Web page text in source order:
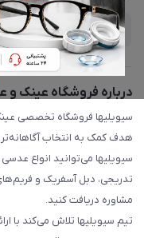
درباره فروشگاه عینک و
سیویلیها فروشگاه تخصصی
هدف کمک به انتخاب
سیویلیها می‌توانید انواع
تدریجی، دبل آسفریک و
مشاوره دریافت کنید.
تیم سیویلیها تلاش می‌کند با